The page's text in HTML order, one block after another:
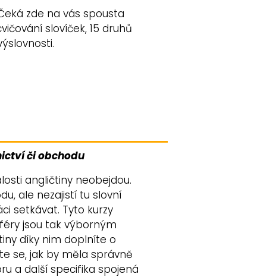
zde na vás spousta
slovíček, 15 druhů
či obchodu
angličtiny neobejdou.
ale nezajistí tu slovní
setkávat. Tyto kurzy
jsou tak výborným
díky nim doplníte o
se, jak by měla správně
a další specifika spojená